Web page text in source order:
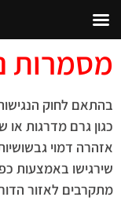
מסמרות
בהתאם לחוק
כגון גרם מדרגות או
אזהרה דמוי
שירגישו באמצעות
מתקרבים לאזור